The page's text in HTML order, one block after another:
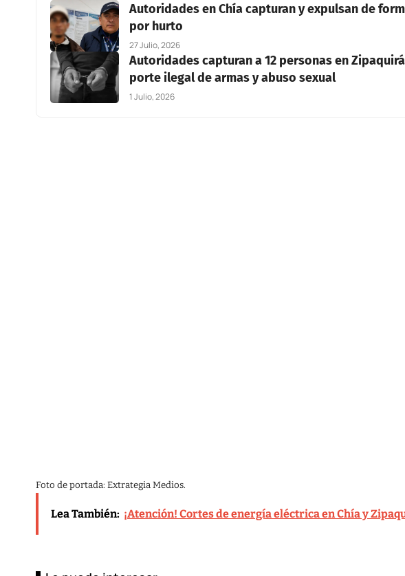
Autoridades en Chía capturan y expulsan de
por hurto
27 Julio, 2026
Autoridades capturan a 12 personas en
porte ilegal de armas y abuso sexual
1 Julio, 2026
Foto de portada: Extrategia Medios.
Lea También: ¡Atención! Cortes de energía eléctrica en Chía y